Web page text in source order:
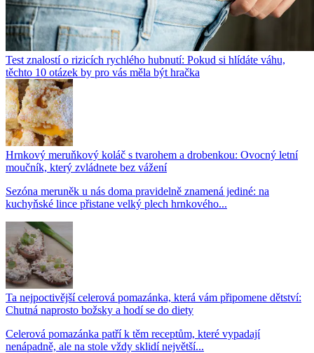
Test znalostí o rizicích rychlého hubnutí: Pokud si hlídáte váhu,
těchto 10 otázek by pro vás měla být hračka
Hrnkový meruňkový koláč s tvarohem a drobenkou: Ovocný letní
moučník, který zvládnete bez vážení
Sezóna meruněk u nás doma pravidelně znamená jediné: na
kuchyňské lince přistane velký plech hrnkového...
Ta nejpoctivější celerová pomazánka, která vám připomene dětství:
Chutná naprosto božsky a hodí se do diety
Celerová pomazánka patří k těm receptům, které vypadají
nenápadně, ale na stole vždy sklidí největší...